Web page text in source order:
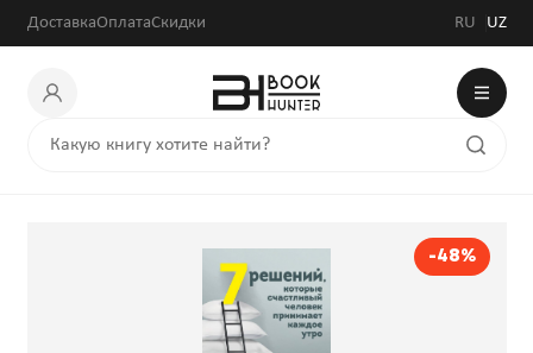
ДоставкаОплатаСкидки RU UZ
-48%